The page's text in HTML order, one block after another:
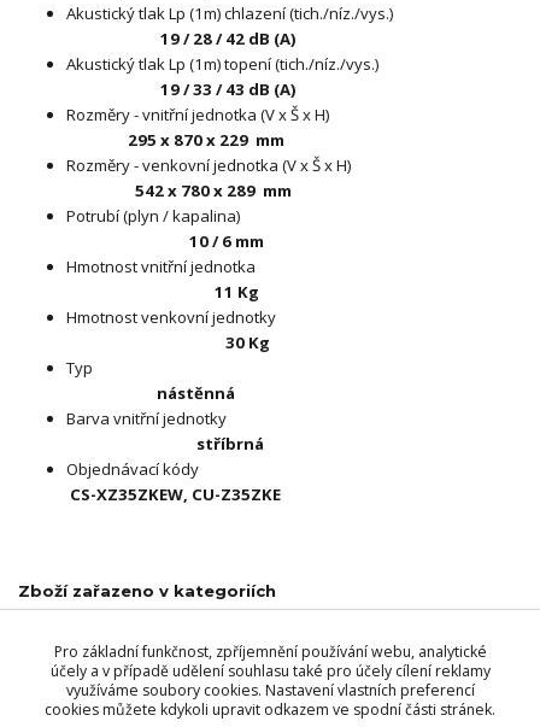
Akustický tlak Lp (1m) chlazení (tich./níz./vys.)
19 / 28 / 42 dB (A)
Akustický tlak Lp (1m) topení (tich./níz./vys.)
19 / 33 / 43 dB (A)
Rozměry - vnitřní jednotka (V x Š x H)
295 x 870 x 229 mm
Rozměry - venkovní jednotka (V x Š x H)
542 x 780 x 289 mm
Potrubí (plyn / kapalina)
10 / 6 mm
Hmotnost vnitřní jednotka
11 Kg
Hmotnost venkovní jednotky
30 Kg
Typ
nástěnná
Barva vnitřní jednotky
stříbrná
Objednávací kódy
CS-XZ35ZKEW, CU-Z35ZKE
Zboží zařazeno v kategoriích
Systém split
Nástěnné
Pro základní funkčnost, zpříjemnění používání webu, analytické
účely a v případě udělení souhlasu také pro účely cílení reklamy
využíváme soubory cookies. Nastavení vlastních preferencí
cookies můžete kdykoli upravit odkazem ve spodní části stránek.